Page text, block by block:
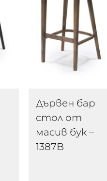
Дървен бар
стол от
масив бук –
1387B